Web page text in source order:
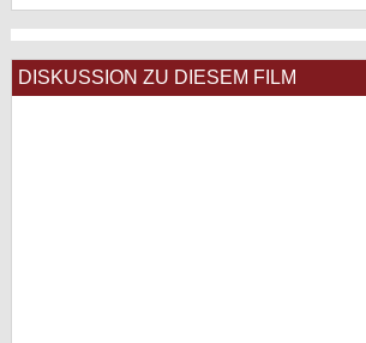
DISKUSSION ZU DIESEM FILM